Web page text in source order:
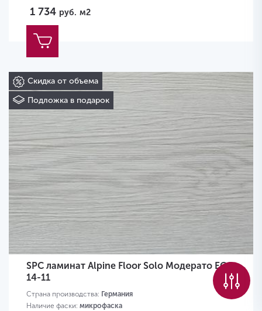
1 734 руб. м2
Скидка от объема
Подложка в подарок
SPC ламинат Alpine Floor Solo Модерато ЕСО
14-11
Страна производства: Германия
Наличие фаски: микрофаска